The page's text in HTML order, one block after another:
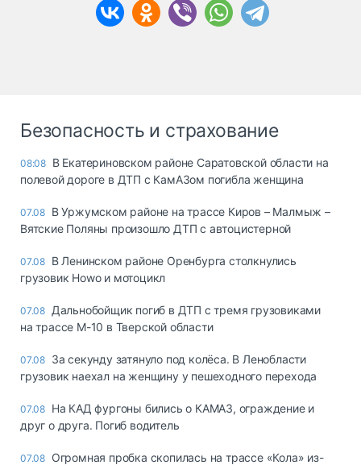
Безопасность и страхование
08:08 В Екатериновском районе Саратовской области на
полевой дороге в ДТП с КамАЗом погибла женщина
07.08 В Уржумском районе на трассе Киров – Малмыж –
Вятские Поляны произошло ДТП с автоцистерной
07.08 В Ленинском районе Оренбурга столкнулись
грузовик Howo и мотоцикл
07.08 Дальнобойщик погиб в ДТП с тремя грузовиками
на трассе М-10 в Тверской области
07.08 За секунду затянуло под колёса. В Ленобласти
грузовик наехал на женщину у пешеходного перехода
07.08 На КАД фургоны бились о КАМАЗ, ограждение и
друг о друга. Погиб водитель
07.08 Огромная пробка скопилась на трассе «Кола» из-